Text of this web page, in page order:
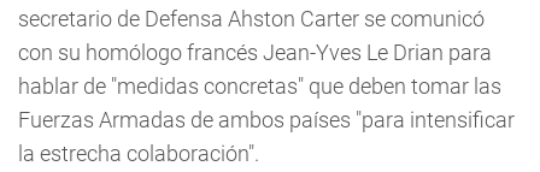
secretario de Defensa Ahston Carter se comunicó
con su homólogo francés Jean-Yves Le Drian para
hablar de "medidas concretas" que deben tomar las
Fuerzas Armadas de ambos países "para intensificar
la estrecha colaboración".